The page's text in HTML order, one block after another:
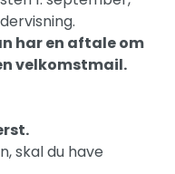
har en aftale om
velkomstmail.
skal du have